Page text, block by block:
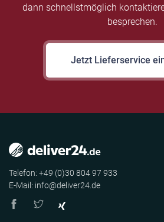
dann schnellstmöglich
besprechen.
Jetzt Lieferservice
Telefon: +49 (0)30 804 97 933
E-Mail: info@deliver24.de